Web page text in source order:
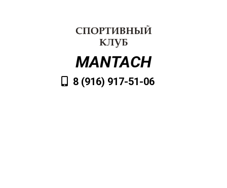
MANTACH
8 (916) 917-51-06